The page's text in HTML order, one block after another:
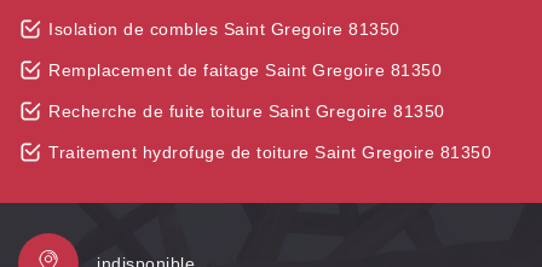
Isolation de combles Saint Gregoire 81350
Remplacement de faitage Saint Gregoire 81350
Recherche de fuite toiture Saint Gregoire 81350
Traitement hydrofuge de toiture Saint Gregoire 81350